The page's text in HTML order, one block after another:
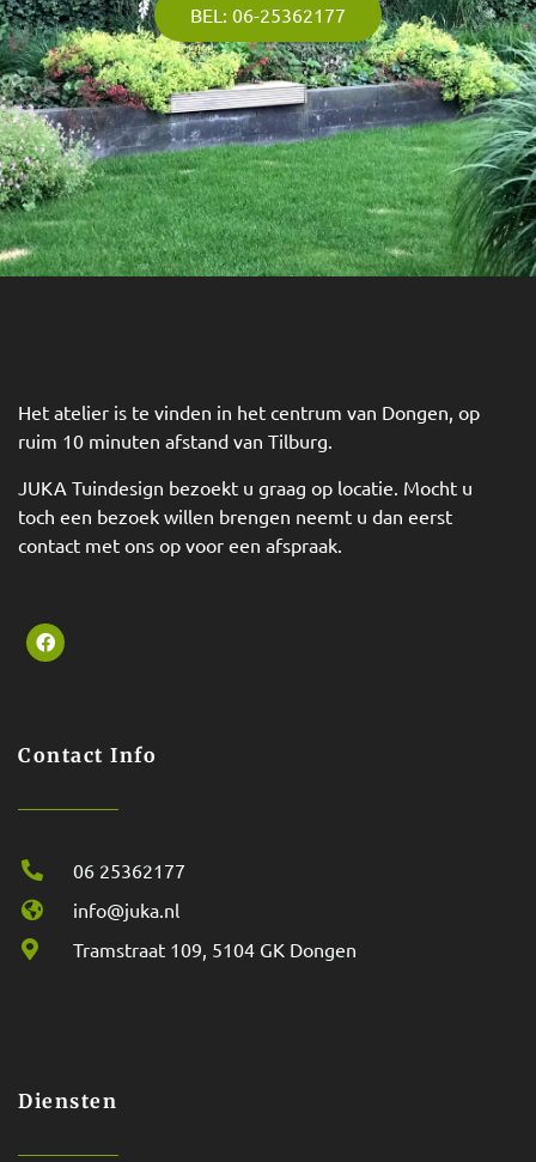
BEL: 06-25362177
Het atelier is te vinden in het centrum van Dongen, op
ruim 10 minuten afstand van Tilburg.
JUKA Tuindesign bezoekt u graag op locatie. Mocht u
toch een bezoek willen brengen neemt u dan eerst
contact met ons op voor een afspraak.
Contact Info
06 25362177
info@juka.nl
Tramstraat 109, 5104 GK Dongen
Diensten